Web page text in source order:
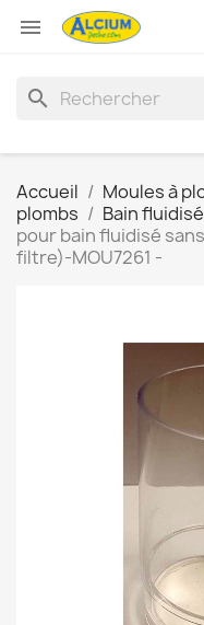

search
Accueil Moules à
plombs
Bain
pour bain fluidisé
filtre)-MOU7261 -